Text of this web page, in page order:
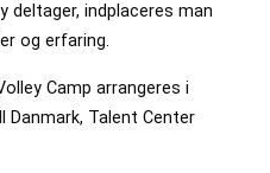
deltager, indplaceres man
og erfaring.
Camp arrangeres i
Danmark, Talent Center